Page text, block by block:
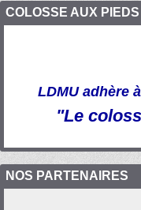
COLOSSE AUX
LDMU adhère
"Le
NOS PARTENAIRES